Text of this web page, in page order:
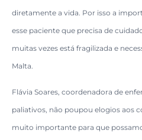
diretamente a vida. Por isso a
esse paciente que precisa de
muitas vezes está fragilizada e
Malta.
Flávia Soares, coordenadora de
paliativos, não poupou elogios aos
muito importante para que